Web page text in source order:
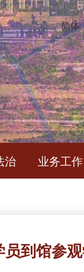
简体
治 业务工作
到馆参